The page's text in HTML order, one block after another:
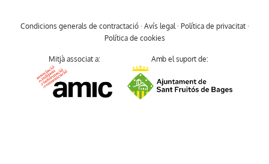
Condicions generals de contractació· Avís legal· Política de privacitat·
Política de cookies
Mitjà associat a: Amb el suport de: